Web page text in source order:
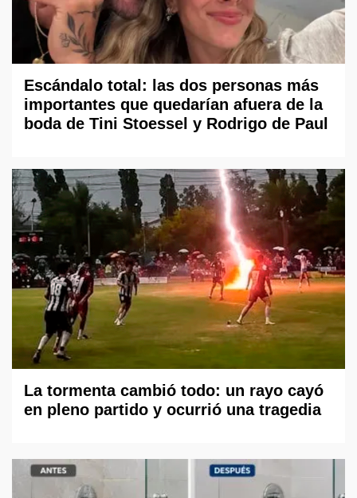
Escándalo total: las dos personas más
importantes que quedarían afuera de la
boda de Tini Stoessel y Rodrigo de Paul
La tormenta cambió todo: un rayo cayó
en pleno partido y ocurrió una tragedia